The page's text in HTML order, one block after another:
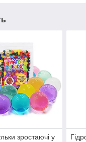
зростаючі у